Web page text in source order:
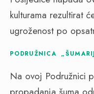
kulturama rezultirat
ugroženost po
PODRUŽNICA
Na ovoj Podružnici